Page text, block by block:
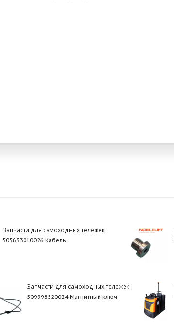
Запчасти для самоходных тележек
505633010026 Кабель
Запчасти для самоходных тележек
509998520024 Магнитный ключ